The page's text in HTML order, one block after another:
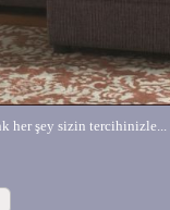
her şey sizin tercihinizle...